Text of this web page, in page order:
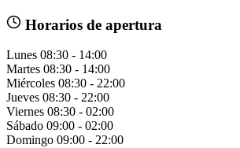
Horarios de apertura
Lunes 08:30 - 14:00
Martes 08:30 - 14:00
Miércoles 08:30 - 22:00
Jueves 08:30 - 22:00
Viernes 08:30 - 02:00
Sábado 09:00 - 02:00
Domingo 09:00 - 22:00